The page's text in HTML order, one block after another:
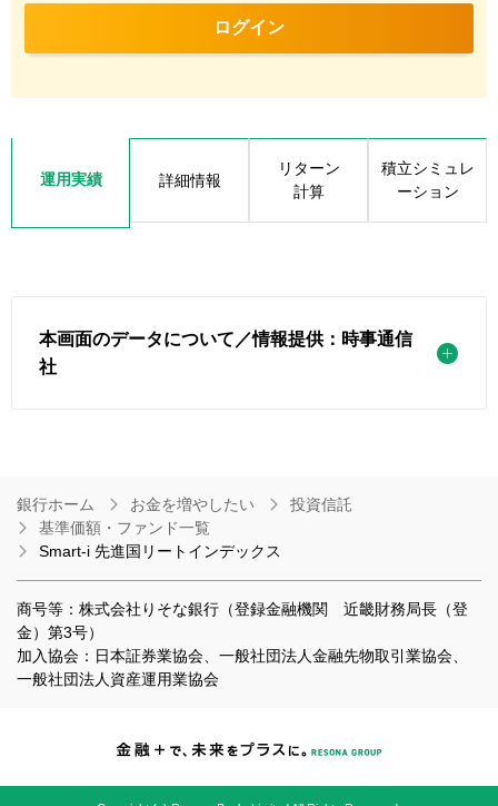
ログイン
運用実績 詳細情報
リターン
計算
積立シミュレ
ーション
本画面のデータについて／情報提供：時事通信
社
銀行ホーム お金を増やしたい
投資信託
基準価額・ファンド一覧
Smart-i 先進国リートインデックス
商号等：株式会社りそな銀行（登録金融機関 近畿財務局長（登
金）第3号）
加入協会：日本証券業協会、一般社団法人金融先物取引業協会、
一般社団法人資産運用業協会